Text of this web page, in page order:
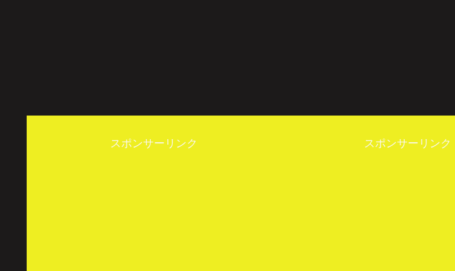
スポンサーリンク スポンサーリンク